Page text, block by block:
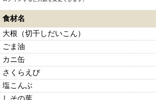
食材名
大根（切干しだいこん）
ごま油
カニ缶
さくらえび
塩こんぶ